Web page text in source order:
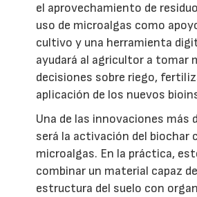
el aprovechamiento de
uso de microalgas como
cultivo y una herramienta
ayudará al agricultor a tomar
decisiones sobre riego,
aplicación de los nuevos
Una de las innovaciones más
será la activación del biochar
microalgas. En la práctica,
combinar un material capaz
estructura del suelo con